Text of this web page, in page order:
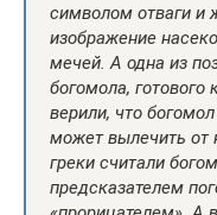
символом отваги и
изображение
мечей. А одна из
богомола,
верили, что
может вылечить от
греки считали
предсказателем